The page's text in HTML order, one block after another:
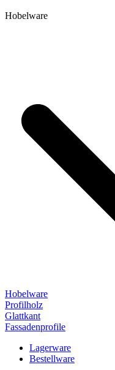
Hobelware
Hobelware
Profilholz
Glattkant
Fassadenprofile
Lagerware
Bestellware